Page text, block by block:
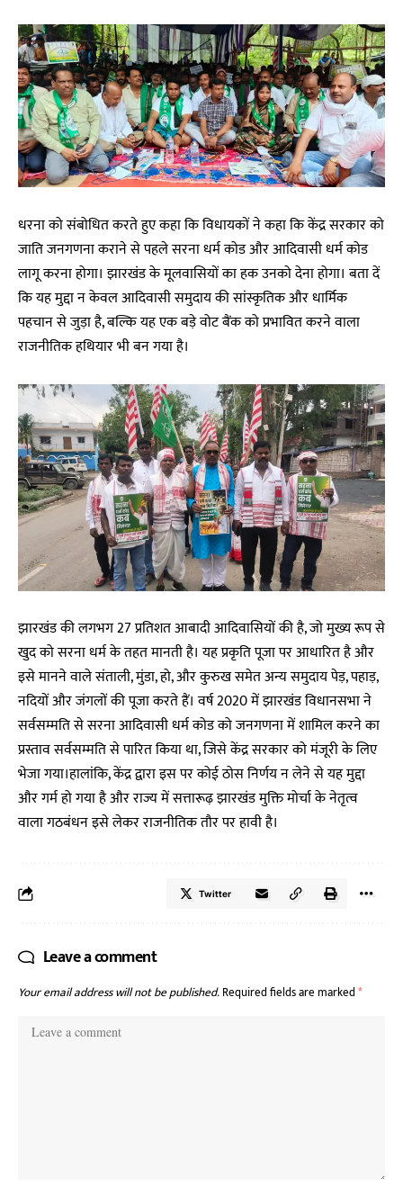
धरना को संबोधित करते हुए कहा कि विधायकों ने कहा कि केंद्र सरकार को
जाति जनगणना कराने से पहले सरना धर्म कोड और आदिवासी धर्म कोड
लागू करना होगा। झारखंड के मूलवासियों का हक उनको देना होगा। बता दें
कि यह मुद्दा न केवल आदिवासी समुदाय की सांस्कृतिक और धार्मिक
पहचान से जुड़ा है, बल्कि यह एक बड़े वोट बैंक को प्रभावित करने वाला
राजनीतिक हथियार भी बन गया है।
झारखंड की लगभग 27 प्रतिशत आबादी आदिवासियों की है, जो मुख्य रूप से
खुद को सरना धर्म के तहत मानती है। यह प्रकृति पूजा पर आधारित है और
इसे मानने वाले संताली, मुंडा, हो, और कुरुख समेत अन्य समुदाय पेड़, पहाड़,
नदियों और जंगलों की पूजा करते हैं। वर्ष 2020 में झारखंड विधानसभा ने
सर्वसम्मति से सरना आदिवासी धर्म कोड को जनगणना में शामिल करने का
प्रस्ताव सर्वसम्मति से पारित किया था, जिसे केंद्र सरकार को मंजूरी के लिए
भेजा गया।हालांकि, केंद्र द्वारा इस पर कोई ठोस निर्णय न लेने से यह मुद्दा
और गर्म हो गया है और राज्य में सत्तारूढ़ झारखंड मुक्ति मोर्चा के नेतृत्व
वाला गठबंधन इसे लेकर राजनीतिक तौर पर हावी है।
Twitter
Leave a comment
Your email address will not be published.Required fields are marked*